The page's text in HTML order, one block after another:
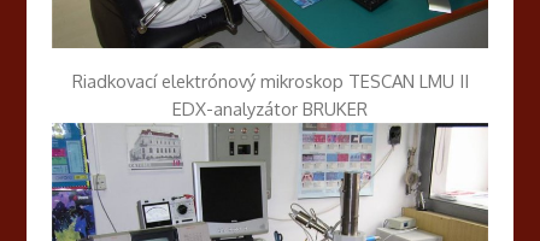
Riadkovací elektrónový mikroskop TESCAN LMU II
EDX-analyzátor BRUKER